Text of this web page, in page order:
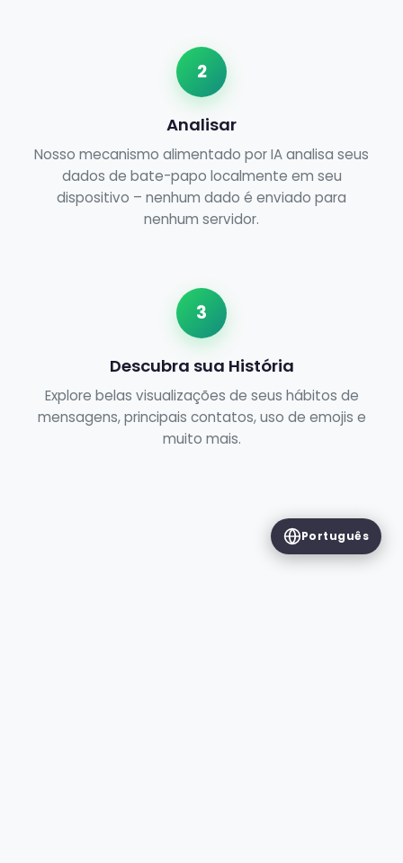
2
Analisar
Nosso mecanismo alimentado por IA analisa seus
dados de bate-papo localmente em seu
dispositivo – nenhum dado é enviado para
nenhum servidor.
3
Descubra sua História
Explore belas visualizações de seus hábitos de
mensagens, principais contatos, uso de emojis e
muito mais.
Português